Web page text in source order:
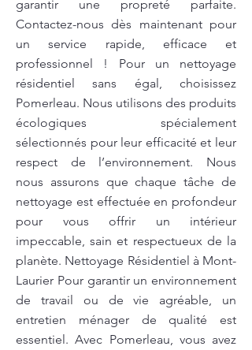
garantir une propreté parfaite.
Contactez-nous dès maintenant pour
un service rapide, efficace et
professionnel ! Pour un nettoyage
résidentiel sans égal, choisissez
Pomerleau. Nous utilisons des produits
écologiques spécialement
sélectionnés pour leur efficacité et leur
respect de l’environnement. Nous
nous assurons que chaque tâche de
nettoyage est effectuée en profondeur
pour vous offrir un intérieur
impeccable, sain et respectueux de la
planète. Nettoyage Résidentiel à Mont-
Laurier Pour garantir un environnement
de travail ou de vie agréable, un
entretien ménager de qualité est
essentiel. Avec Pomerleau, vous avez